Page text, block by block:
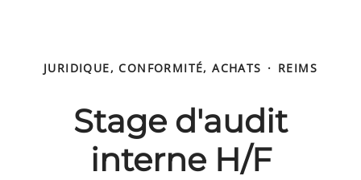
JURIDIQUE, CONFORMITÉ, ACHATS · REIMS
Stage d'audit
interne H/F